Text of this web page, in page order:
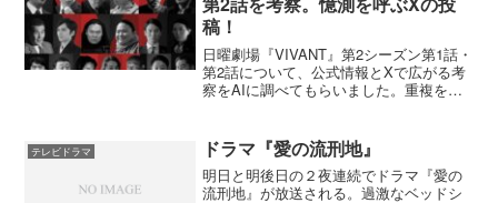
稿！
日曜劇場『VIVANT』第2シーズン第1話・
第2話について、公式情報とXで広がる考
察をAIに調べてもらいました。重複を整
テレビドラマ ドラマ『愛の流刑地』
明日と明後日の２夜連続でドラマ『愛の
流刑地』が放送される。過激なベッドシ